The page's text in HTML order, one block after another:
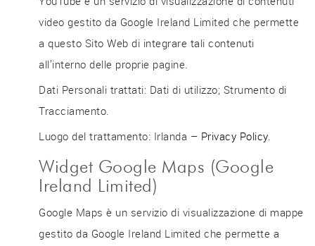
video gestito da Google Ireland Limited che permette
a questo Sito Web di integrare tali contenuti
all’interno delle proprie pagine.
Dati Personali trattati: Dati di utilizzo; Strumento di
Tracciamento.
Luogo del trattamento: Irlanda – Privacy Policy.
Widget Google Maps (Google
Ireland Limited)
Google Maps è un servizio di visualizzazione di mappe
gestito da Google Ireland Limited che permette a